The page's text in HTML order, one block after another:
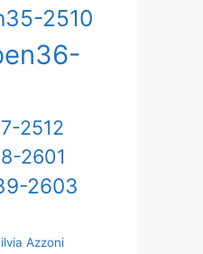
2510
2512
2601
2603
Azzoni